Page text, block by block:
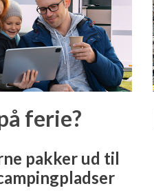
ferie?
pakker ud til